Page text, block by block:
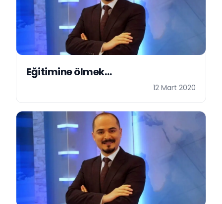
Eğitimine ölmek…
12 Mart 2020